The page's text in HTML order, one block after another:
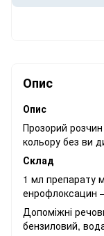
Опис
Опис
Прозорий
кольору без ви
Склад
1 мл препарату
енрофлоксацин
Допоміжні
бензиловий, вода